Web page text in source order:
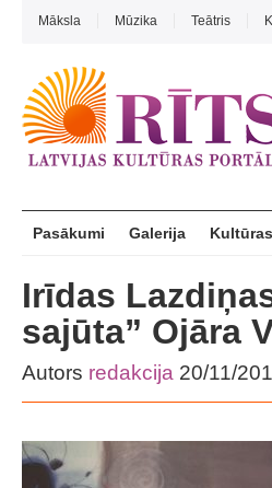
Māksla Mūzika Teātris
Pasākumi Galerija
Irīdas
sajūta” Ojāra
Autors redakcija 20/11/